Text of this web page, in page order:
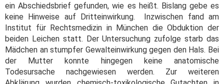
ein Abschiedsbrief gefunden, wie es heißt. Bislang gebe es
keine Hinweise auf Dritteinwirkung.
Inzwischen fand am
Institut für Rechtsmedizin in München die Obduktion der
beiden Leichen statt. Der Untersuchung zufolge starb das
Mädchen an stumpfer Gewalteinwirkung gegen den Hals. Bei
der Mutter konnte hingegen keine anatomische
Todesursache nachgewiesen werden. Zur weiteren